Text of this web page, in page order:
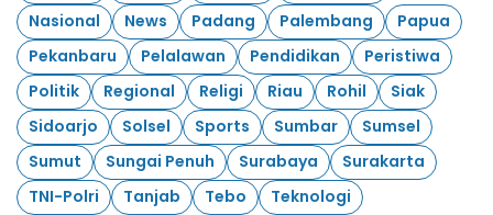
Nasional
News Padang Palembang
Papua
Pekanbaru
Pelalawan Pendidikan
Peristiwa
Politik
Regional Religi Riau Rohil
Siak
Sidoarjo
Solsel Sports Sumbar
Sumsel
Sumut
Sungai Penuh Surabaya
Surakarta
TNI-Polri
Tanjab Tebo
Teknologi